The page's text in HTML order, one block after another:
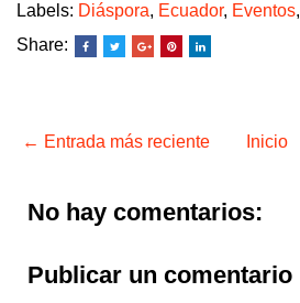
Labels: Diáspora, Ecuador, Eventos,
Share:
← Entrada más reciente Inicio
No hay comentarios:
Publicar un comentario